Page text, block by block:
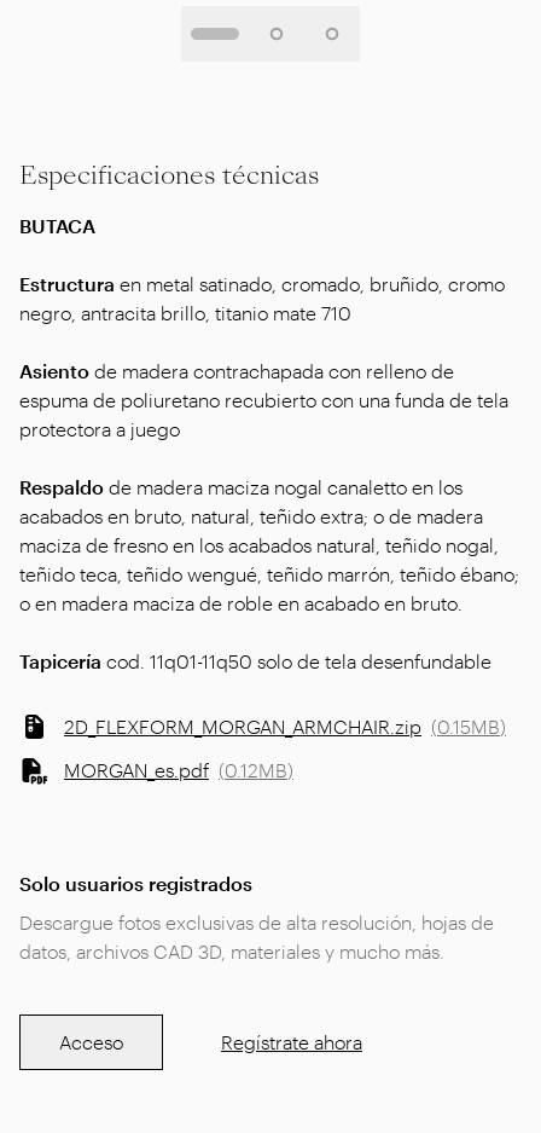
Especificaciones técnicas
BUTACA
Estructura en metal satinado, cromado, bruñido, cromo
negro, antracita brillo, titanio mate 710
Asiento de madera contrachapada con relleno de
espuma de poliuretano recubierto con una funda de tela
protectora a juego
Respaldo de madera maciza nogal canaletto en los
acabados en bruto, natural, teñido extra; o de madera
maciza de fresno en los acabados natural, teñido nogal,
teñido teca, teñido wengué, teñido marrón, teñido ébano;
o en madera maciza de roble en acabado en bruto.
Tapicería cod. 11q01-11q50 solo de tela desenfundable
2D_FLEXFORM_MORGAN_ARMCHAIR.zip (0.15MB)
MORGAN_es.pdf (0.12MB)
Solo usuarios registrados
Descargue fotos exclusivas de alta resolución, hojas de
datos, archivos CAD 3D, materiales y mucho más.
Acceso Regístrate ahora